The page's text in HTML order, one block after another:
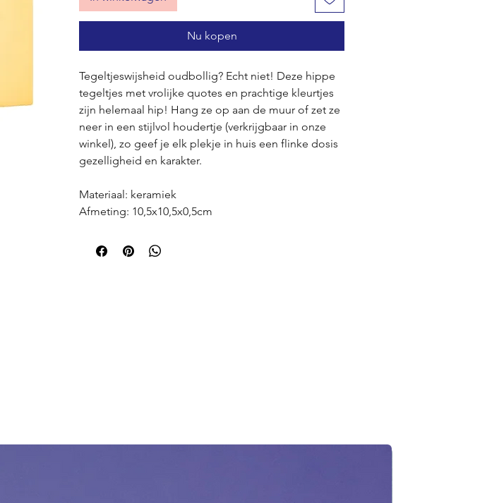
Nu kopen
Tegeltjeswijsheid oudbollig? Echt niet! Deze hippe
tegeltjes met vrolijke quotes en prachtige kleurtjes
zijn helemaal hip! Hang ze op aan de muur of zet ze
neer in een stijlvol houdertje (verkrijgbaar in onze
winkel), zo geef je elk plekje in huis een flinke dosis
gezelligheid en karakter.
Materiaal: keramiek
Afmeting: 10,5x10,5x0,5cm